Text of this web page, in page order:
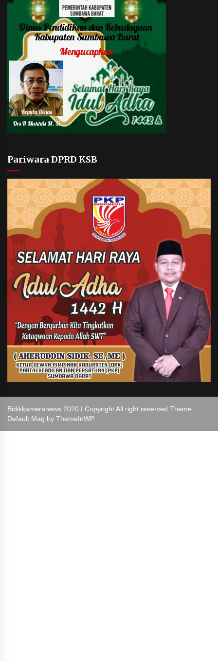
Pariwara DPRD KSB
Bidikkameranews 2020 I Copyright All right reserved Theme:
Default Mag by ThemeInWP